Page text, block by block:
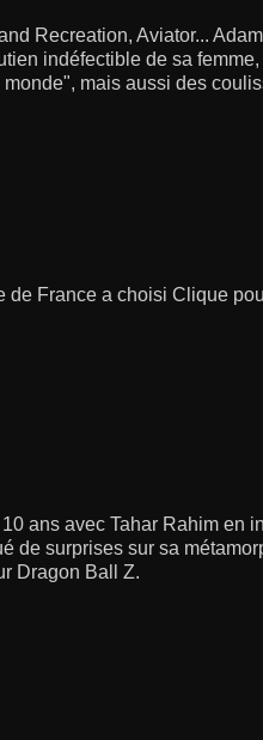
Recreation, Aviator...
indéfectible de sa
mais aussi des
de France a choisi Clique
ans avec Tahar Rahim en
de surprises sur sa
Dragon Ball Z.